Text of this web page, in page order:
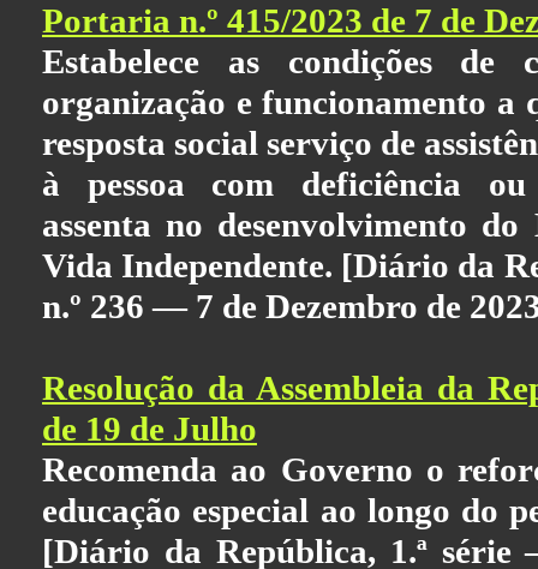
Portaria n.º 415/2023 de 7 de
Estabelece as condições de
organização e funcionamento a
resposta social serviço de
à pessoa com deficiência ou
assenta no desenvolvimento
Vida Independente. [Diário da
n.º 236 — 7 de Dezembro de
Resolução da Assembleia da
de 19 de Julho
Recomenda ao Governo o
educação especial ao longo do
[Diário da República, 1.ª